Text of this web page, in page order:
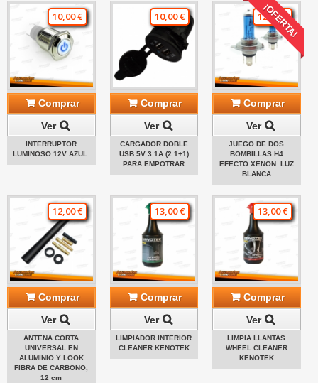
10,00 €
Comprar
Ver
INTERRUPTOR
LUMINOSO 12V AZUL.
10,00 €
Comprar
Ver
CARGADOR DOBLE
USB 5V 3.1A (2.1+1)
PARA EMPOTRAR
¡OFERTA!
12,00 €
Comprar
Ver
JUEGO DE DOS
BOMBILLAS H4
EFECTO XENON. LUZ
BLANCA
12,00 €
Comprar
Ver
ANTENA CORTA
UNIVERSAL EN
ALUMINIO Y LOOK
FIBRA DE CARBONO,
12 cm
13,00 €
Comprar
Ver
LIMPIADOR INTERIOR
CLEANER KENOTEK
13,00 €
Comprar
Ver
LIMPIA LLANTAS
WHEEL CLEANER
KENOTEK